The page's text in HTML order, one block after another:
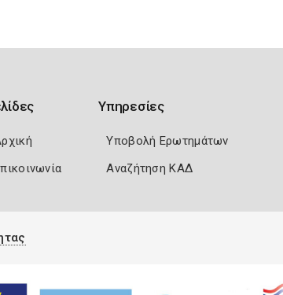
Υπηρεσίες
Υποβολή Ερωτημάτων
Αναζήτηση ΚΑΔ